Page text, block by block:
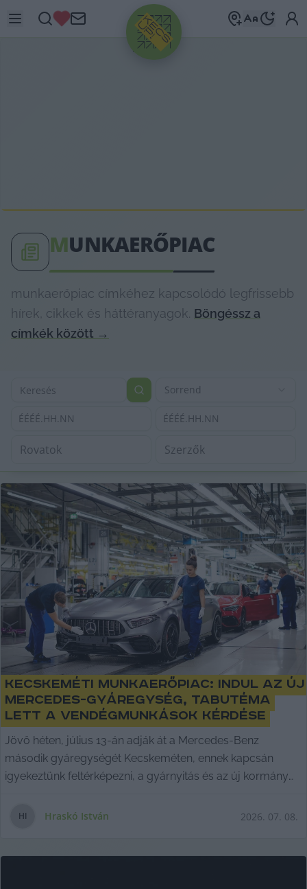
HIRDETÉS
MUNKAERŐPIAC
munkaerőpiac címkéhez kapcsolódó legfrissebb
hírek, cikkek és háttéranyagok. Böngéssz a
címkék között →
Sorrend
ÉÉÉÉ.HH.NN ÉÉÉÉ.HH.NN
Kecskeméti munkaerőpiac: indul az új
Mercedes-gyáregység, tabutéma
lett a vendégmunkások kérdése
Jövő héten, július 13-án adják át a Mercedes-Benz
második gyáregységét Kecskeméten, ennek kapcsán
igyekeztünk feltérképezni, a gyárnyitás és az új kormány
hatással van a kecskeméti munkaerőpiacra.
HI Hraskó István 2026. 07. 08.